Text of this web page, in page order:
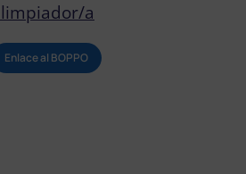
a
Enlace al BOPPO